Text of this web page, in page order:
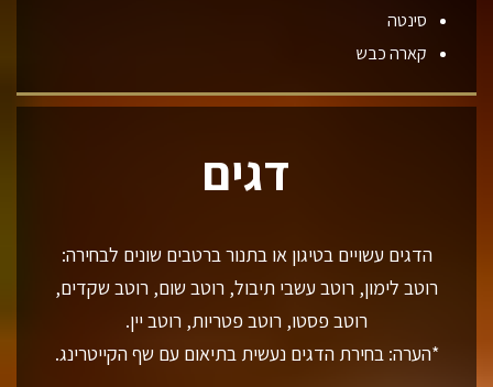
סינטה
קארה כבש
דגים
הדגים עשויים בטיגון או בתנור ברטבים שונים לבחירה:
רוטב לימון, רוטב עשבי תיבול, רוטב שום, רוטב שקדים,
רוטב פסטו, רוטב פטריות, רוטב יין.
*הערה: בחירת הדגים נעשית בתיאום עם שף הקייטרינג.